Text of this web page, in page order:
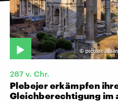
©picture
287 v. Chr.
Plebejer erkämpfen
Gleichberechtigung im